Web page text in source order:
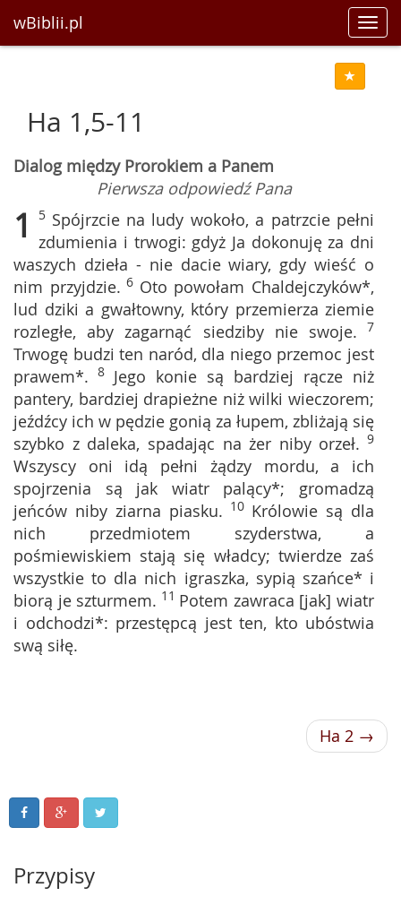
wBiblii.pl
Ha 1,5-11
Dialog między Prorokiem a Panem
Pierwsza odpowiedź Pana
1 5 Spójrzcie na ludy wokoło, a patrzcie pełni
zdumienia i trwogi: gdyż Ja dokonuję za dni
waszych dzieła - nie dacie wiary, gdy wieść o
nim przyjdzie. 6 Oto powołam Chaldejczyków*,
lud dziki a gwałtowny, który przemierza ziemie
rozległe, aby zagarnąć siedziby nie swoje. 7
Trwogę budzi ten naród, dla niego przemoc jest
prawem*. 8 Jego konie są bardziej rącze niż
pantery, bardziej drapieżne niż wilki wieczorem;
jeźdźcy ich w pędzie gonią za łupem, zbliżają się
szybko z daleka, spadając na żer niby orzeł. 9
Wszyscy oni idą pełni żądzy mordu, a ich
spojrzenia są jak wiatr palący*; gromadzą
jeńców niby ziarna piasku. 10 Królowie są dla
nich przedmiotem szyderstwa, a
pośmiewiskiem stają się władcy; twierdze zaś
wszystkie to dla nich igraszka, sypią szańce* i
biorą je szturmem. 11 Potem zawraca [jak] wiatr
i odchodzi*: przestępcą jest ten, kto ubóstwia
swą siłę.
Ha 2 →
Przypisy